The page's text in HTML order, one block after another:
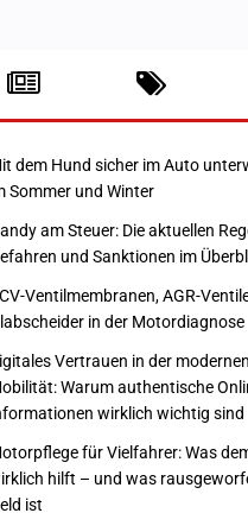
dem Hund sicher im Auto
Sommer und Winter
am Steuer: Die aktuellen
und Sanktionen im
Ventilmembranen, AGR-
in der Motordiagnose
Vertrauen in der modernen
Warum authentische
wirklich wichtig sind
für Vielfahrer: Was
hilft – und was
ist